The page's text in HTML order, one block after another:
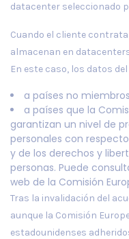
datacenter seleccionado
Cuando el cliente
almacenan en
En este caso, los datos
a países no
a países que la
garantizan un nivel de
personales con
y de los derechos y
personas. Puede
web de la Comisión
Tras la invalidación del
aunque la Comisión
estadounidenses